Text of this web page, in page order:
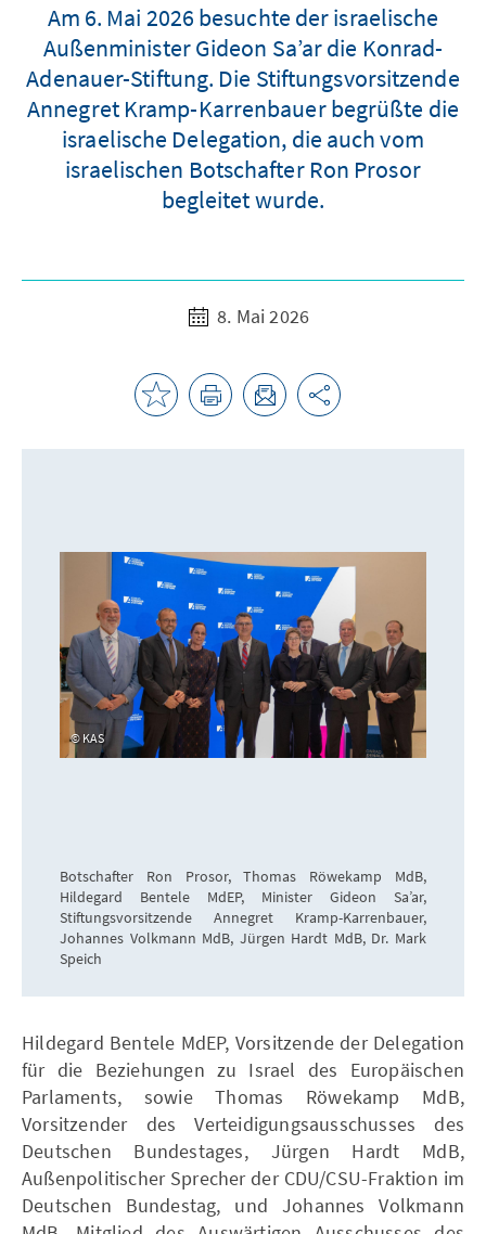
Am 6. Mai 2026 besuchte der israelische
Außenminister Gideon Sa’ar die Konrad-
Adenauer-Stiftung. Die Stiftungsvorsitzende
Annegret Kramp-Karrenbauer begrüßte die
israelische Delegation, die auch vom
israelischen Botschafter Ron Prosor
begleitet wurde.
8. Mai 2026
KAS
Botschafter Ron Prosor, Thomas Röwekamp MdB,
Hildegard Bentele MdEP, Minister Gideon Sa’ar,
Stiftungsvorsitzende Annegret Kramp-Karrenbauer,
Johannes Volkmann MdB, Jürgen Hardt MdB, Dr. Mark
Speich
Hildegard Bentele MdEP, Vorsitzende der Delegation
für die Beziehungen zu Israel des Europäischen
Parlaments, sowie Thomas Röwekamp MdB,
Vorsitzender des Verteidigungsausschusses des
Deutschen Bundestages, Jürgen Hardt MdB,
Außenpolitischer Sprecher der CDU/CSU-Fraktion im
Deutschen Bundestag, und Johannes Volkmann